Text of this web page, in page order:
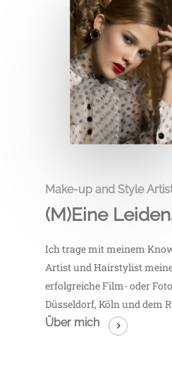
Make-up and Style
(M)Eine
Ich trage mit meinem
Artist und Hairstylist
erfolgreiche Film- oder
Düsseldorf, Köln und dem
Über mich